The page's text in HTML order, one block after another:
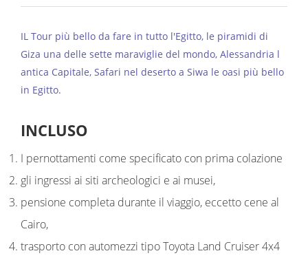
IL Tour più bello da fare in tutto l'Egitto, le piramidi di
Giza una delle sette maraviglie del mondo, Alessandria l
antica Capitale, Safari nel deserto a Siwa le oasi più bello
in Egitto.
INCLUSO
I pernottamenti come specificato con prima colazione
gli ingressi ai siti archeologici e ai musei,
pensione completa durante il viaggio, eccetto cene al
Cairo,
trasporto con automezzi tipo Toyota Land Cruiser 4x4